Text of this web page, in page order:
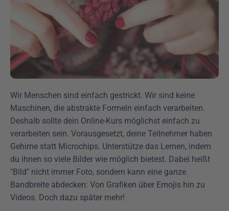
Wir Menschen sind einfach gestrickt. Wir sind keine
Maschinen, die abstrakte Formeln einfach verarbeiten.
Deshalb sollte dein Online-Kurs möglichst einfach zu
verarbeiten sein. Vorausgesetzt, deine Teilnehmer haben
Gehirne statt Microchips. Unterstütze das Lernen, indem
du ihnen so viele Bilder wie möglich bietest. Dabei heißt
"Bild" nicht immer Foto, sondern kann eine ganze
Bandbreite abdecken: Von Grafiken über Emojis hin zu
Videos. Doch dazu später mehr!